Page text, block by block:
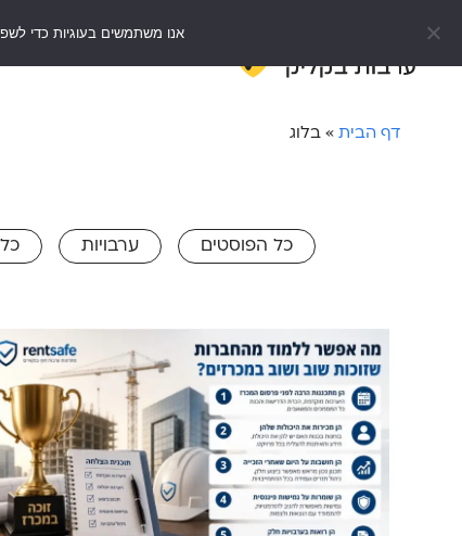
דף הבית » בלוג
כל הפוסטים ערבויות
אנו משתמשים בעוגיות כדי